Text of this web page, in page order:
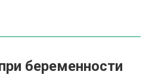
беременности